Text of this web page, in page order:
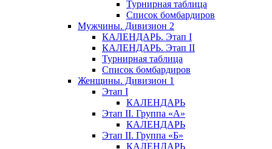
Турнирная таблица
Список бомбардиров
Мужчины. Дивизион 2
КАЛЕНДАРЬ. Этап I
КАЛЕНДАРЬ. Этап II
Турнирная таблица
Список бомбардиров
Женщины. Дивизион 1
Этап I
КАЛЕНДАРЬ
Этап II. Группа «А»
КАЛЕНДАРЬ
Этап II. Группа «Б»
КАЛЕНДАРЬ